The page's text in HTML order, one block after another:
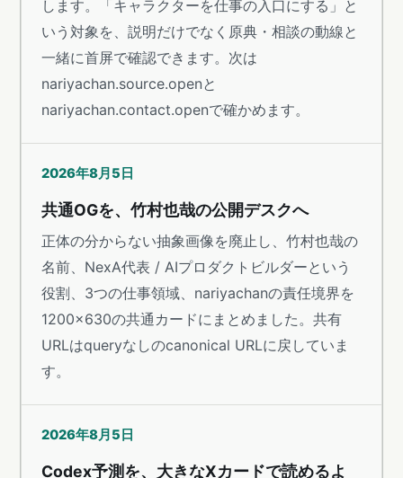
します。「キャラクターを仕事の入口にする」と
いう対象を、説明だけでなく原典・相談の動線と
一緒に首屏で確認できます。次は
nariyachan.source.openと
nariyachan.contact.openで確かめます。
2026年8月5日
共通OGを、竹村也哉の公開デスクへ
正体の分からない抽象画像を廃止し、竹村也哉の
名前、NexA代表 / AIプロダクトビルダーという
役割、3つの仕事領域、nariyachanの責任境界を
1200×630の共通カードにまとめました。共有
URLはqueryなしのcanonical URLに戻していま
す。
2026年8月5日
Codex予測を、大きなXカードで読めるよ